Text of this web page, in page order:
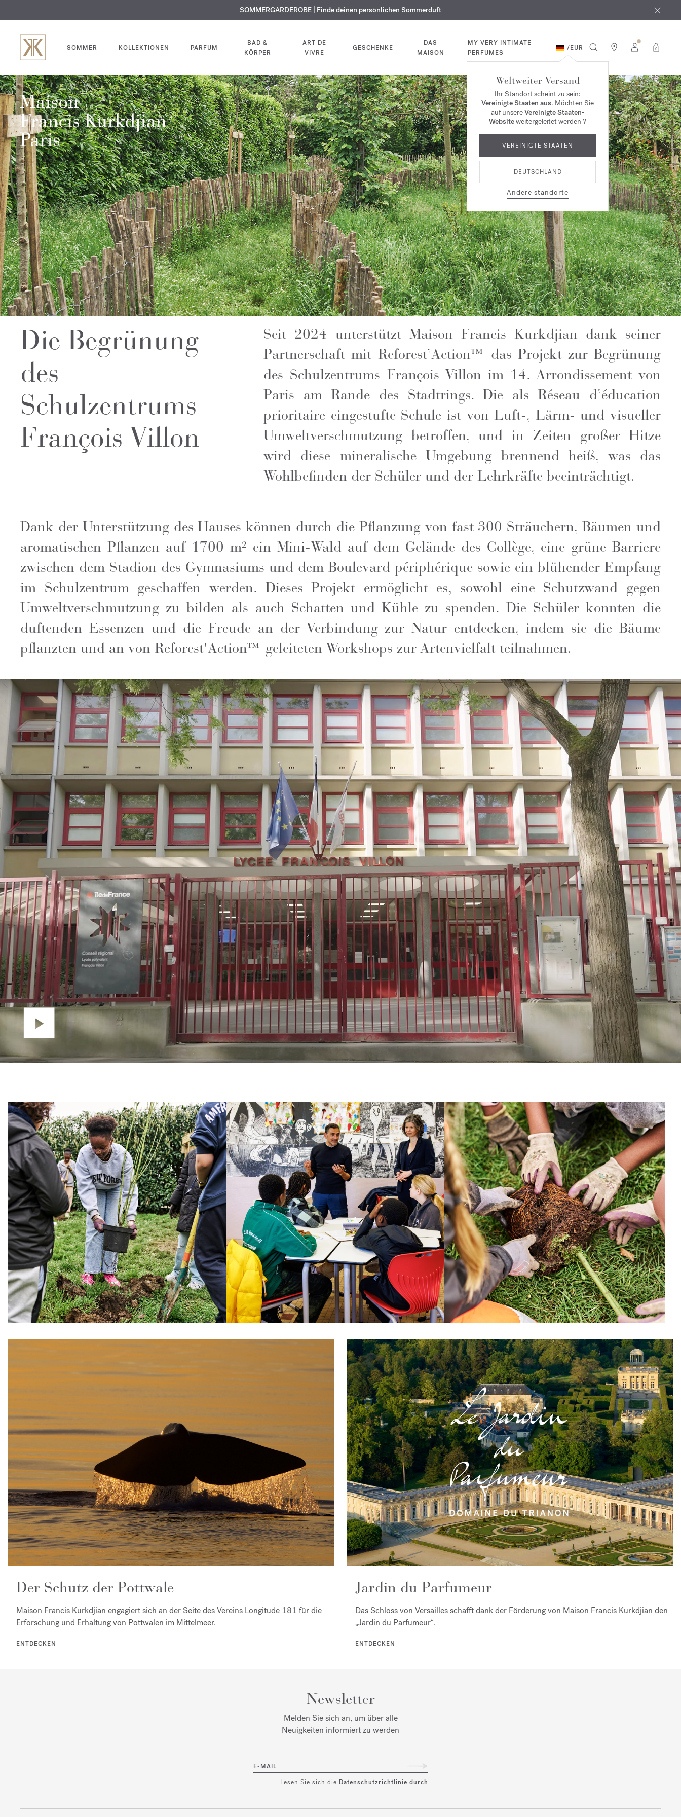
EXKLUSIV | Erhalten Sie OUDvelvet moodin Ihrer Bestellung*
KOSTENLOSE GRAVUR | Auf alle Düfte und Körperöle bis zum 9. August
SOMMERGARDEROBE | Finde deinen persönlichen Sommerduft
SOMMER KOLLEKTIONEN PARFUM
BAD &
KÖRPER
ART DE
VIVRE
GESCHENKE
DAS
MAISON
MY VERY INTIMATE
PERFUMES
/EUR 0
Weltweiter Versand
Ihr Standort scheint zu sein:
Vereinigte Staaten aus. Möchten Sie
auf unsereVereinigte Staaten-
Websiteweitergeleitet werden ?
VEREINIGTE STAATEN
DEUTSCHLAND
Andere standorte
Die Begrünung
des
Schulzentrums
François Villon
Seit 2024 unterstützt Maison Francis Kurkdjian dank seiner
Partnerschaft mit Reforest’Action™ das Projekt zur Begrünung
des Schulzentrums François Villon im 14. Arrondissement von
Paris am Rande des Stadtrings. Die als Réseau d’éducation
prioritaire eingestufte Schule ist von Luft-, Lärm- und visueller
Umweltverschmutzung betroffen, und in Zeiten großer Hitze
wird diese mineralische Umgebung brennend heiß, was das
Wohlbefinden der Schüler und der Lehrkräfte beeinträchtigt.
Dank der Unterstützung des Hauses können durch die Pflanzung von fast 300 Sträuchern, Bäumen und
aromatischen Pflanzen auf 1700 m² ein Mini-Wald auf dem Gelände des Collège, eine grüne Barriere
zwischen dem Stadion des Gymnasiums und dem Boulevard périphérique sowie ein blühender Empfang
im Schulzentrum geschaffen werden. Dieses Projekt ermöglicht es, sowohl eine Schutzwand gegen
Umweltverschmutzung zu bilden als auch Schatten und Kühle zu spenden. Die Schüler konnten die
duftenden Essenzen und die Freude an der Verbindung zur Natur entdecken, indem sie die Bäume
pflanzten und an von Reforest'Action™ geleiteten Workshops zur Artenvielfalt teilnahmen.
Der Schutz der Pottwale
Maison Francis Kurkdjian engagiert sich an der Seite des Vereins Longitude 181 für die
Erforschung und Erhaltung von Pottwalen im Mittelmeer.
ENTDECKEN
Jardin du Parfumeur
Das Schloss von Versailles schafft dank der Förderung von Maison Francis Kurkdjian den
„Jardin du Parfumeur“.
ENTDECKEN
Newsletter
Melden Sie sich an, um über alle
Neuigkeiten informiert zu werden
E-MAIL
Lesen Sie sich die Datenschutzrichtlinie durch